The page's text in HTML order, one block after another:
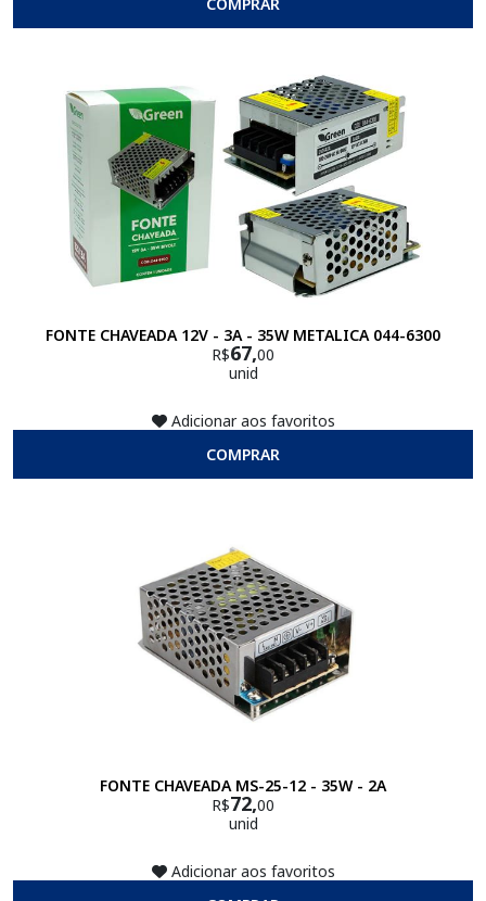
FONTE CHAVEADA 12V - 3A - 35W METALICA 044-6300
R$67,00
unid
Adicionar aos favoritos
COMPRAR
FONTE CHAVEADA MS-25-12 - 35W - 2A
R$72,00
unid
Adicionar aos favoritos